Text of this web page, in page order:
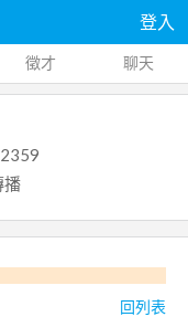
登入
徵才 聊天
播
回列表